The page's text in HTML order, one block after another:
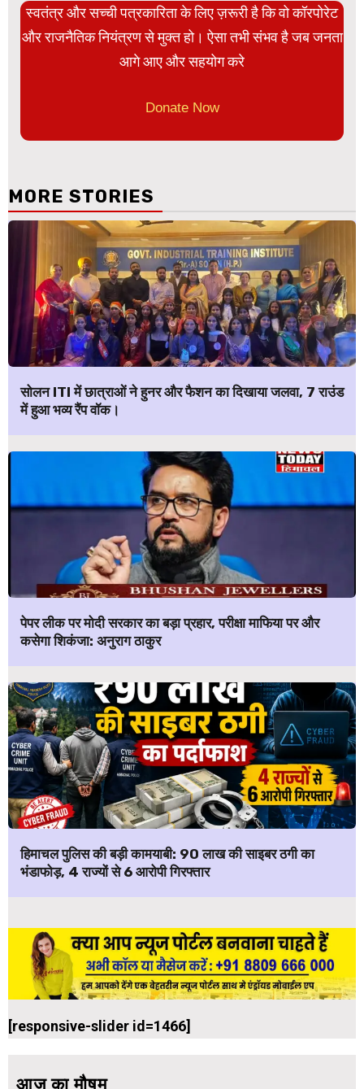
स्वतंत्र और सच्ची पत्रकारिता के लिए ज़रूरी है कि वो कॉरपोरेट
और राजनैतिक नियंत्रण से मुक्त हो। ऐसा तभी संभव है जब जनता
आगे आए और सहयोग करे
Donate Now
MORE STORIES
सोलन ITI में छात्राओं ने हुनर और फैशन का दिखाया जलवा, 7 राउंड
में हुआ भव्य रैंप वॉक।
पेपर लीक पर मोदी सरकार का बड़ा प्रहार, परीक्षा माफिया पर और
कसेगा शिकंजा: अनुराग ठाकुर
हिमाचल पुलिस की बड़ी कामयाबी: ₹90 लाख की साइबर ठगी का
भंडाफोड़, 4 राज्यों से 6 आरोपी गिरफ्तार
[responsive-slider id=1466]
आज का मौषम